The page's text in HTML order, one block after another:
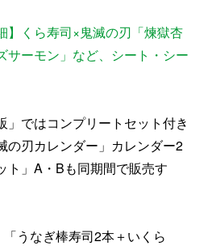
】くら寿司×鬼滅の刃「煉獄杏
サーモン」など、シート・シー
」ではコンプリートセット付き
の刃カレンダー」カレンダー2
ト」A・Bも同期間で販売す
「うなぎ棒寿司2本＋いくら